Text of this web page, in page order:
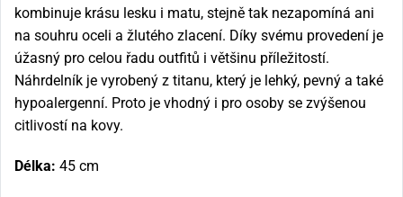
kombinuje krásu lesku i matu, stejně tak nezapomíná ani
na souhru oceli a žlutého zlacení. Díky svému provedení je
úžasný pro celou řadu outfitů i většinu příležitostí.
Náhrdelník je vyrobený z titanu, který je lehký, pevný a také
hypoalergenní. Proto je vhodný i pro osoby se zvýšenou
citlivostí na kovy.
Délka: 45 cm